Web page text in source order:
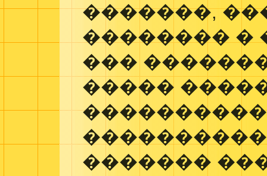
�������,
�������� �
���
�����
�������